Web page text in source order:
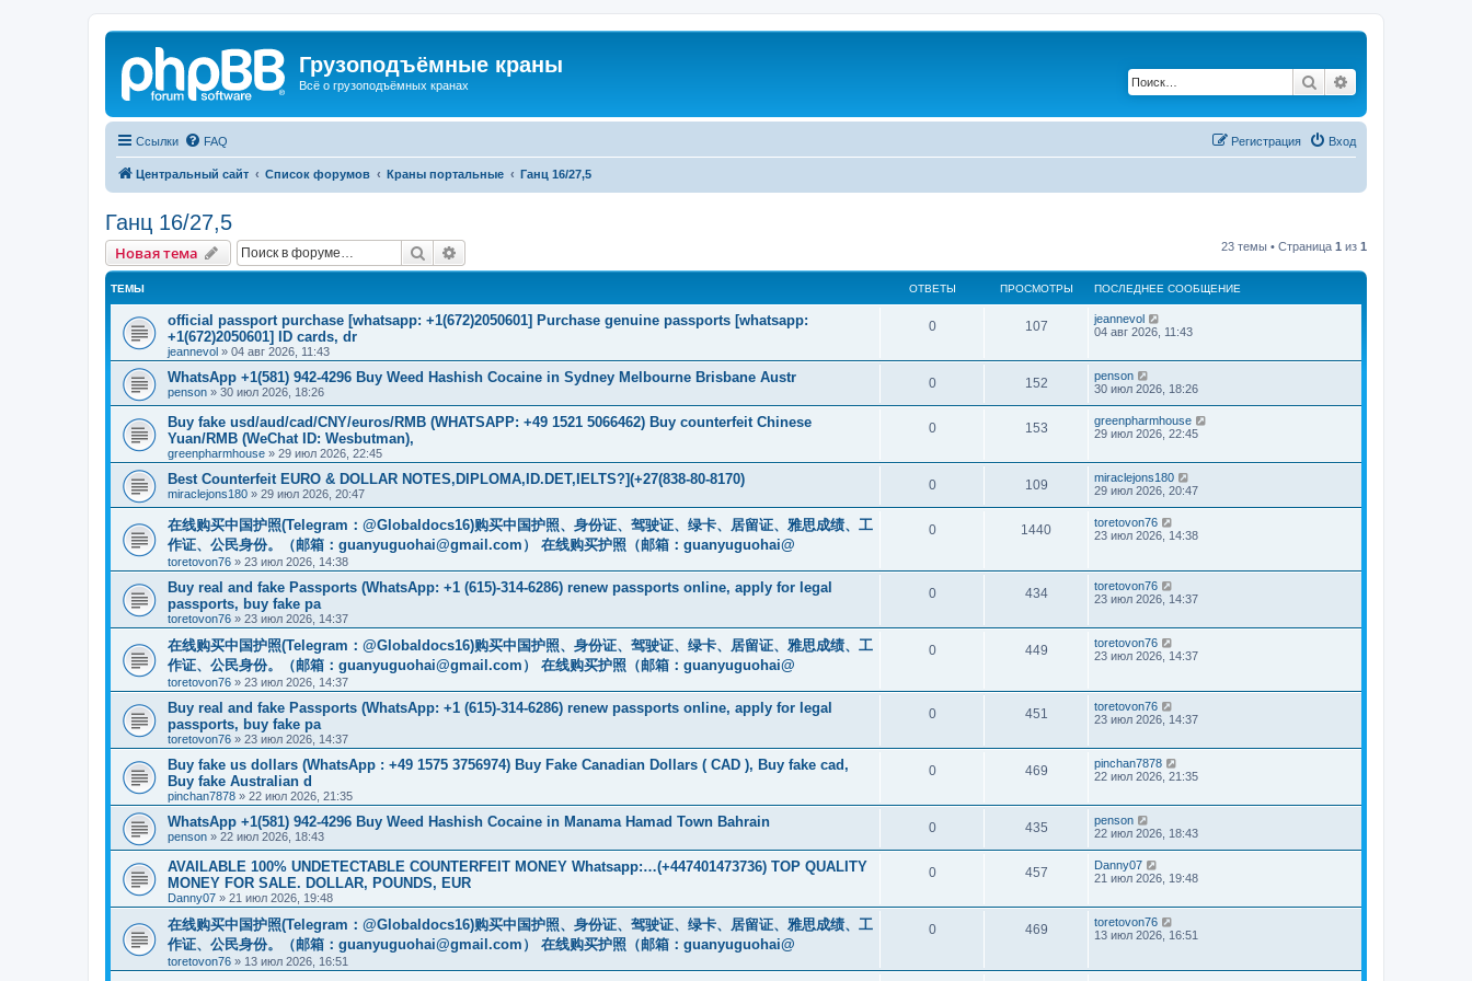
Грузоподъёмные краны
Всё о грузоподъёмных кранах Поиск
Ссылки FAQ Вход
Регистрация
Центральный сайт Список форумов Краны портальные Ганц 16/27,5
Ганц 16/27,5
Новая тема Поиск 23 темы • Страница 1 из 1
ТЕМЫ ОТВЕТЫ ПРОСМОТРЫ ПОСЛЕДНЕЕ СООБЩЕНИЕ
official passport purchase [whatsapp: +1(672)2050601] Purchase genuine passports [whatsapp:
+1(672)2050601] ID cards, dr
jeannevol » 04 авг 2026, 11:43
0 107
jeannevol
04 авг 2026, 11:43
WhatsApp +1(581) 942-4296 Buy Weed Hashish Cocaine in Sydney Melbourne Brisbane Austr
penson » 30 июл 2026, 18:26
0 152
penson
30 июл 2026, 18:26
Buy fake usd/aud/cad/CNY/euros/RMB (WHATSAPP: +49 1521 5066462) Buy counterfeit Chinese
Yuan/RMB (WeChat ID: Wesbutman),
greenpharmhouse » 29 июл 2026, 22:45
0 153
greenpharmhouse
29 июл 2026, 22:45
Best Counterfeit EURO & DOLLAR NOTES,DIPLOMA,ID.DET,IELTS?](+27(838-80-8170)
miraclejons180 » 29 июл 2026, 20:47
0 109
miraclejons180
29 июл 2026, 20:47
在线购买中国护照(Telegram：@Globaldocs16)购买中国护照、身份证、驾驶证、绿卡、居留证、雅思成绩、工
作证、公民身份。（邮箱： guanyuguohai@gmail.com ） 在线购买护照（邮箱：guanyuguohai@
toretovon76 » 23 июл 2026, 14:38
0 1440
toretovon76
23 июл 2026, 14:38
Buy real and fake Passports (WhatsApp: +1 (615)-314-6286) renew passports online, apply for legal
passports, buy fake pa
toretovon76 » 23 июл 2026, 14:37
0 434
toretovon76
23 июл 2026, 14:37
在线购买中国护照(Telegram：@Globaldocs16)购买中国护照、身份证、驾驶证、绿卡、居留证、雅思成绩、工
作证、公民身份。（邮箱： guanyuguohai@gmail.com ） 在线购买护照（邮箱：guanyuguohai@
toretovon76 » 23 июл 2026, 14:37
0 449
toretovon76
23 июл 2026, 14:37
Buy real and fake Passports (WhatsApp: +1 (615)-314-6286) renew passports online, apply for legal
passports, buy fake pa
toretovon76 » 23 июл 2026, 14:37
0 451
toretovon76
23 июл 2026, 14:37
Buy fake us dollars (WhatsApp : +49 1575 3756974) Buy Fake Canadian Dollars ( CAD ), Buy fake cad,
Buy fake Australian d
pinchan7878 » 22 июл 2026, 21:35
0 469
pinchan7878
22 июл 2026, 21:35
WhatsApp +1(581) 942-4296 Buy Weed Hashish Cocaine in Manama Hamad Town Bahrain
penson » 22 июл 2026, 18:43
0 435
penson
22 июл 2026, 18:43
AVAILABLE 100% UNDETECTABLE COUNTERFEIT MONEY Whatsapp:…(+447401473736) TOP QUALITY
MONEY FOR SALE. DOLLAR, POUNDS, EUR
Danny07 » 21 июл 2026, 19:48
0 457
Danny07
21 июл 2026, 19:48
在线购买中国护照(Telegram：@Globaldocs16)购买中国护照、身份证、驾驶证、绿卡、居留证、雅思成绩、工
作证、公民身份。（邮箱： guanyuguohai@gmail.com ） 在线购买护照（邮箱：guanyuguohai@
toretovon76 » 13 июл 2026, 16:51
0 469
toretovon76
13 июл 2026, 16:51